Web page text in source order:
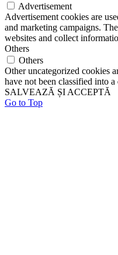
Advertisement
Advertisement cookies are
and marketing campaigns.
websites and collect
Others
Others
Other uncategorized cookies
have not been classified into a
SALVEAZĂ ȘI ACCEPTĂ
Go to Top